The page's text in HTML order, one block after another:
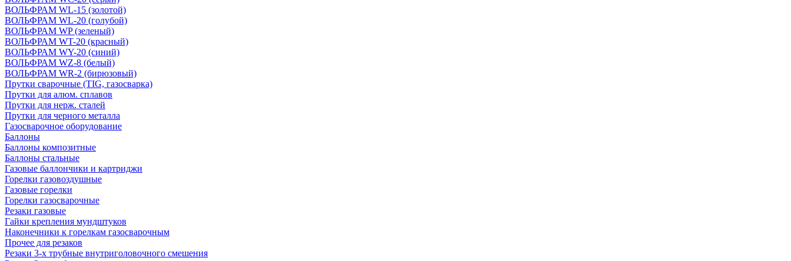
ВОЛЬФРАМ WL-15 (золотой)
ВОЛЬФРАМ WL-20 (голубой)
ВОЛЬФРАМ WP (зеленый)
ВОЛЬФРАМ WT-20 (красный)
ВОЛЬФРАМ WY-20 (синий)
ВОЛЬФРАМ WZ-8 (белый)
ВОЛЬФРАМ WR-2 (бирюзовый)
Прутки сварочные (TIG, газосварка)
Прутки для алюм. сплавов
Прутки для нерж. сталей
Прутки для черного металла
Газосварочное оборудование
Баллоны
Баллоны композитные
Баллоны стальные
Газовые баллончики и картриджи
Горелки газовоздушные
Газовые горелки
Горелки газосварочные
Резаки газовые
Гайки крепления мундштуков
Наконечники к горелкам газосварочным
Прочее для резаков
Резаки 3-х трубные внутриголовочного смешения